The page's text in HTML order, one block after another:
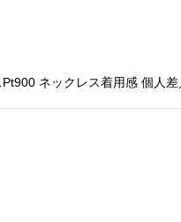
ネックレス着用感 個人